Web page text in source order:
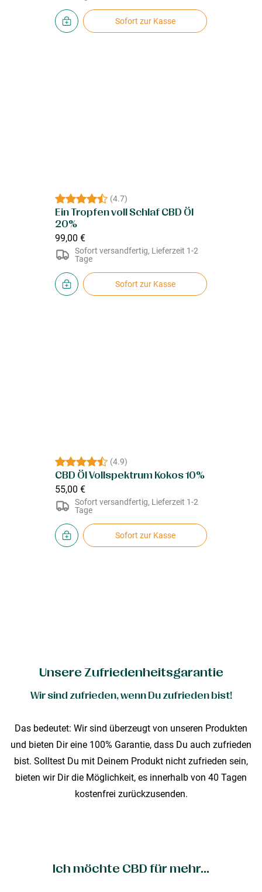
Sofort zur Kasse
(4.7)
Ein Tropfen voll Schlaf CBD Öl
20%
99,00 €
Sofort versandfertig, Lieferzeit 1-2
Tage
Sofort zur Kasse
(4.9)
CBD Öl Vollspektrum Kokos 10%
55,00 €
Sofort versandfertig, Lieferzeit 1-2
Tage
Sofort zur Kasse
Unsere Zufriedenheitsgarantie
Wir sind zufrieden, wenn Du zufrieden bist!
Das bedeutet: Wir sind überzeugt von unseren Produkten
und bieten Dir eine 100% Garantie, dass Du auch zufrieden
bist. Solltest Du mit Deinem Produkt nicht zufrieden sein,
bieten wir Dir die Möglichkeit, es innerhalb von 40 Tagen
kostenfrei zurückzusenden.
Ich möchte CBD für mehr...